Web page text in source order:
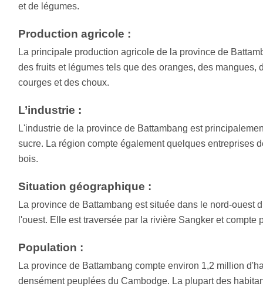
et de légumes.
Production agricole :
La principale production agricole de la province de
des fruits et légumes tels que des oranges, des
courges et des choux.
L’industrie :
L'industrie de la province de Battambang est
sucre. La région compte également quelques entreprises
bois.
Situation géographique :
La province de Battambang est située dans le nord-ouest
l'ouest. Elle est traversée par la rivière Sangker et compte
Population :
La province de Battambang compte environ 1,2 million
densément peuplées du Cambodge. La plupart des